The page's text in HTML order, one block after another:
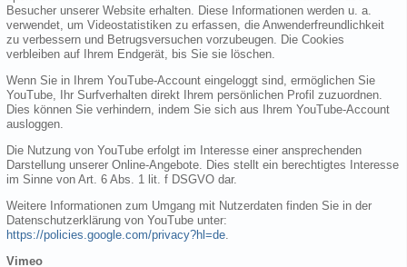
Besucher unserer Website erhalten. Diese Informationen werden u. a.
verwendet, um Videostatistiken zu erfassen, die Anwenderfreundlichkeit
zu verbessern und Betrugsversuchen vorzubeugen. Die Cookies
verbleiben auf Ihrem Endgerät, bis Sie sie löschen.
Wenn Sie in Ihrem YouTube-Account eingeloggt sind, ermöglichen Sie
YouTube, Ihr Surfverhalten direkt Ihrem persönlichen Profil zuzuordnen.
Dies können Sie verhindern, indem Sie sich aus Ihrem YouTube-Account
ausloggen.
Die Nutzung von YouTube erfolgt im Interesse einer ansprechenden
Darstellung unserer Online-Angebote. Dies stellt ein berechtigtes Interesse
im Sinne von Art. 6 Abs. 1 lit. f DSGVO dar.
Weitere Informationen zum Umgang mit Nutzerdaten finden Sie in der
Datenschutzerklärung von YouTube unter:
https://policies.google.com/privacy?hl=de
Vimeo